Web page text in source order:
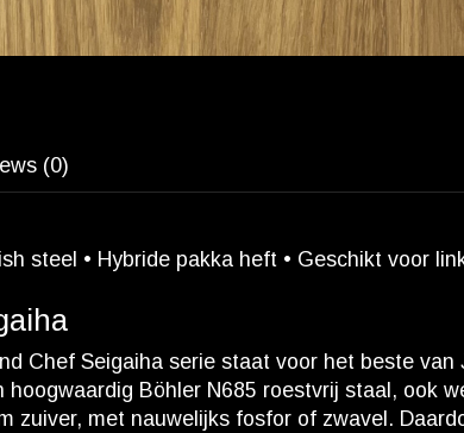
(0)
steel • Hybride pakka heft • Geschikt voor
Chef Seigaiha serie staat voor het beste
hoogwaardig Böhler N685 roestvrij staal, ook
zuiver, met nauwelijks fosfor of zwavel.